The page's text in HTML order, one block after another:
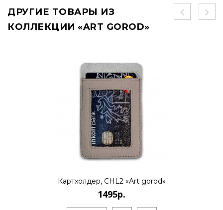
ДРУГИЕ ТОВАРЫ ИЗ
КОЛЛЕКЦИИ «ART GOROD»
Картхолдер, CHL2 «Art gorod»
1495р.